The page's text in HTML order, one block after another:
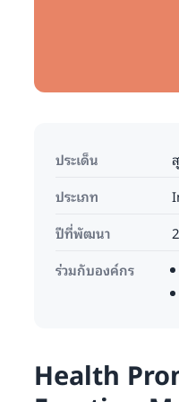
ประเด็น
ประเภท
ปีที่พัฒนา
ร่วมกับองค์กร
Health